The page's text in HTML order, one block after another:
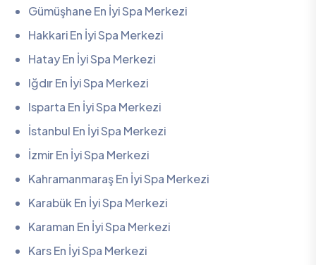
Gümüşhane En İyi Spa Merkezi
Hakkari En İyi Spa Merkezi
Hatay En İyi Spa Merkezi
Iğdır En İyi Spa Merkezi
Isparta En İyi Spa Merkezi
İstanbul En İyi Spa Merkezi
İzmir En İyi Spa Merkezi
Kahramanmaraş En İyi Spa Merkezi
Karabük En İyi Spa Merkezi
Karaman En İyi Spa Merkezi
Kars En İyi Spa Merkezi